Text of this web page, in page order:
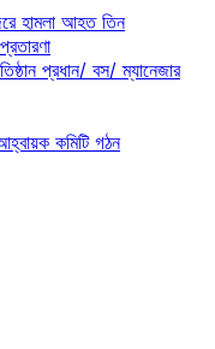
হামলা আহত তিন
প্রধান/ বস/ ম্যানেজার
কমিটি গঠন